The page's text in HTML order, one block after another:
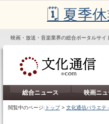
🗓️ 夏季
映画・放送・音楽業界の総合ポータルサイ
総合ニュース 映画ニュ
閲覧中のページ: トップ> 文化通信バラエテ